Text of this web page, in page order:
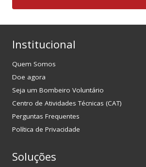
Institucional
Quem Somos
Doe agora
Seja um Bombeiro Voluntário
Centro de Atividades Técnicas (CAT)
Perguntas Frequentes
Política de Privacidade
Soluções